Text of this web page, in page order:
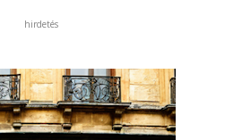
hirdetés